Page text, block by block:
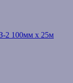
2 100мм х 25м